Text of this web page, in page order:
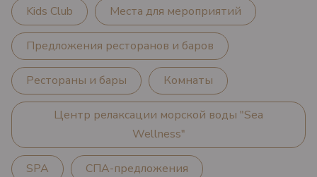
Kids Club Места для мероприятий
Предложения ресторанов и баров
Рестораны и бары Комнаты
Центр релаксации морской воды "Sea
Wellness"
SPA СПА-предложения